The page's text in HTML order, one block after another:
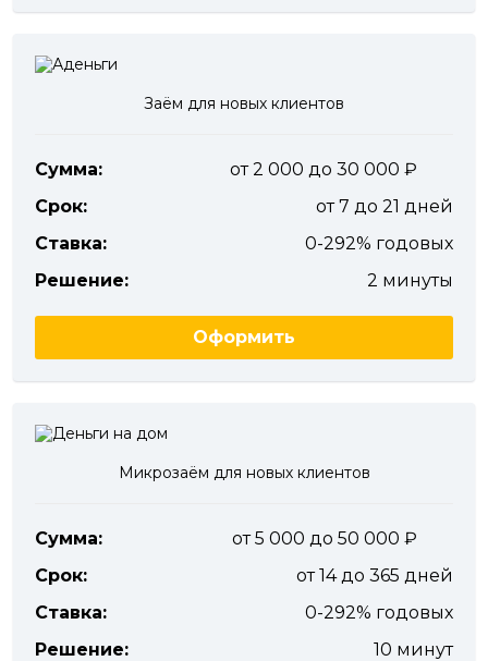
Заём для новых клиентов
Сумма:
от 2 000 до 30 000
Срок:
от 7 до 21 дней
Ставка:
0-292% годовых
Решение:
2 минуты
Оформить
Микрозаём для новых клиентов
Сумма:
от 5 000 до 50 000
Срок:
от 14 до 365 дней
Ставка:
0-292% годовых
Решение:
10 минут